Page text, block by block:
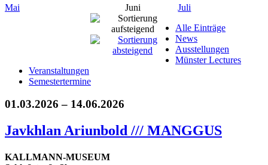
Mai Juni
Juli
Alle Einträge
News
Ausstellungen
Münster Lectures
Veranstaltungen
Semestertermine
01.03.2026 – 14.06.2026
Javkhlan Ariunbold /// MANGGUS
KALLMANN-MUSEUM